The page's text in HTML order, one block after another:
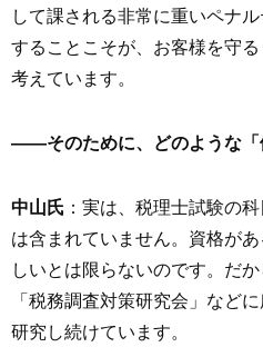
して課される非常に重いペナ
することこそが、お客様を守
考えています。
――そのために、どのような「
中山氏 ：実は、税理士試験の
は含まれていません。資格が
しいとは限らないのです。だ
「税務調査対策研究会」など
研究し続けています。